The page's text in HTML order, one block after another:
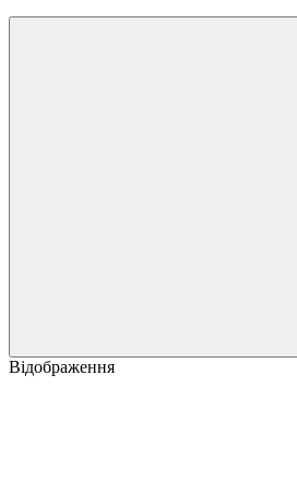
Відображення